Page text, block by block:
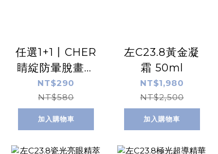
任選1+1丨CHER
睛綻防暈脫畫眉
筆 0.18g
NT$290
NT$580
加入購物車
左C23.8黃金凝
霜 50ml
NT$1,980
NT$2,500
加入購物車